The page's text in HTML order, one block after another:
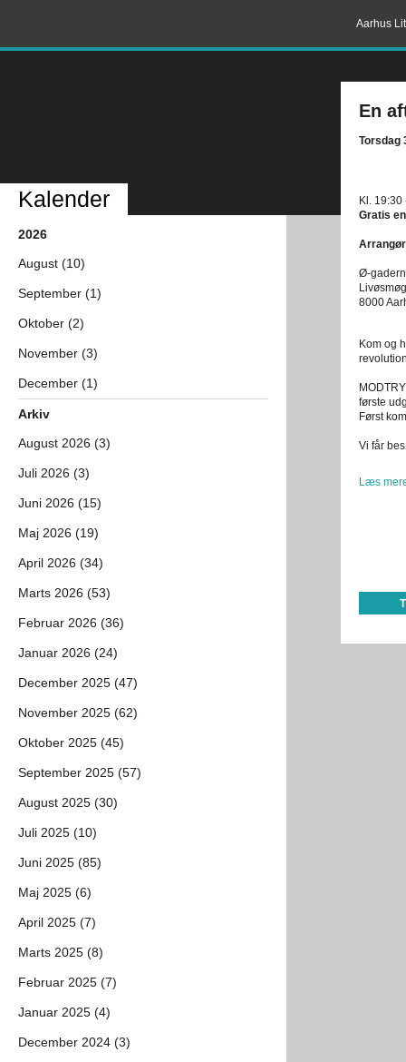
Aarhus
En
Torsdag
Kl. 19:30
Gratis
Ø-
8000
Kom og
første
Først
Vi får
Læs
Kalender
2026
August (10)
September (1)
Oktober (2)
November (3)
December (1)
Arkiv
August 2026 (3)
Juli 2026 (3)
Juni 2026 (15)
Maj 2026 (19)
April 2026 (34)
Marts 2026 (53)
Februar 2026 (36)
Januar 2026 (24)
December 2025 (47)
November 2025 (62)
Oktober 2025 (45)
September 2025 (57)
August 2025 (30)
Juli 2025 (10)
Juni 2025 (85)
Maj 2025 (6)
April 2025 (7)
Marts 2025 (8)
Februar 2025 (7)
Januar 2025 (4)
December 2024 (3)